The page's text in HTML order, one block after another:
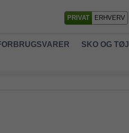
PRIVAT ERHVERV
SKO OG TØJ